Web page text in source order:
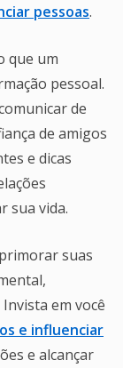
pessoas.
que um
pessoal.
de
de amigos
e dicas
sua vida.
suas
em você
e influenciar
e alcançar